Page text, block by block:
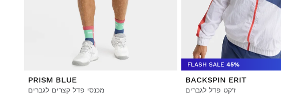
PRISM BLUE
מכנסי פדל קצרים לגברים
FLASH SALE 45%
BACKSPIN ERIT
ז'קט פדל לגברים